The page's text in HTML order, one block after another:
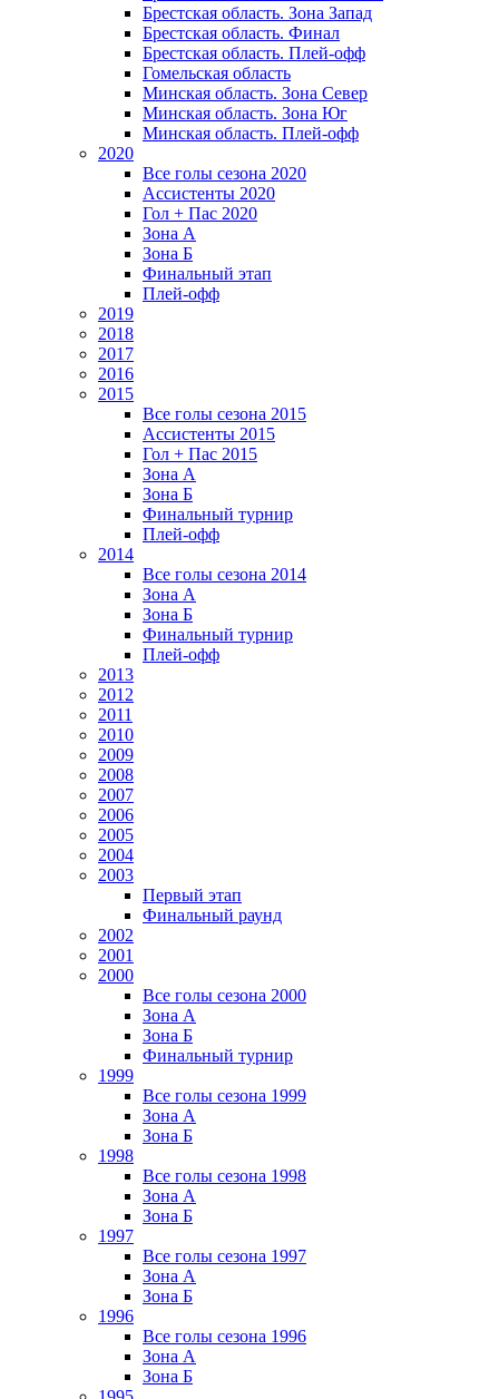
Брестская область. Зона Запад
Брестская область. Финал
Брестская область. Плей-офф
Гомельская область
Минская область. Зона Север
Минская область. Зона Юг
Минская область. Плей-офф
2020
Все голы сезона 2020
Ассистенты 2020
Гол + Пас 2020
Зона А
Зона Б
Финальный этап
Плей-офф
2019
2018
2017
2016
2015
Все голы сезона 2015
Ассистенты 2015
Гол + Пас 2015
Зона А
Зона Б
Финальный турнир
Плей-офф
2014
Все голы сезона 2014
Зона А
Зона Б
Финальный турнир
Плей-офф
2013
2012
2011
2010
2009
2008
2007
2006
2005
2004
2003
Первый этап
Финальный раунд
2002
2001
2000
Все голы сезона 2000
Зона А
Зона Б
Финальный турнир
1999
Все голы сезона 1999
Зона А
Зона Б
1998
Все голы сезона 1998
Зона А
Зона Б
1997
Все голы сезона 1997
Зона А
Зона Б
1996
Все голы сезона 1996
Зона А
Зона Б